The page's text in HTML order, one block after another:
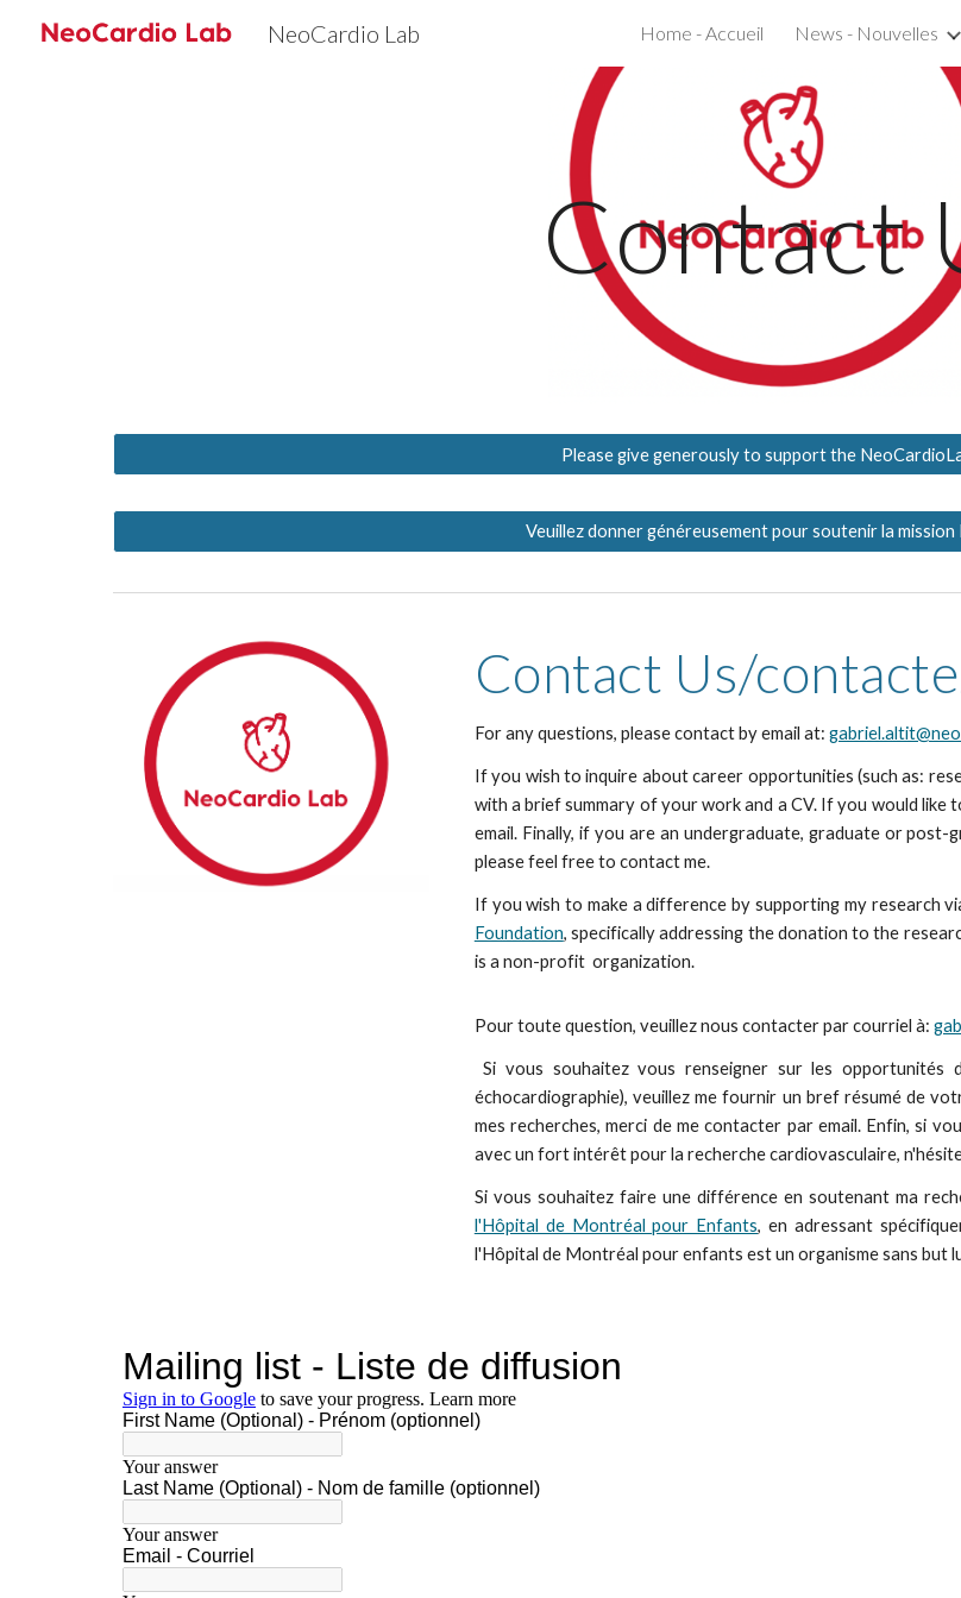
Skip to main content
NeoCardio Lab Home - Accueil News - Nouvelles
Contact
Please give generously to support the
Veuillez donner généreusement pour soutenir la
Contact Us/
For any questions, please contact by email at:
If you wish to inquire about career opportunities (such as:
with a brief summary of your work and a CV. If you would
email. Finally, if you are an undergraduate, graduate or
please feel free to contact me.
If you wish to make a difference by supporting my research
Foundation, specifically addressing the donation to the
is a non-profit organization.
Pour toute question, veuillez nous contacter par courriel à:
Si vous souhaitez vous renseigner sur les opportunités
échocardiographie), veuillez me fournir un bref résumé de
mes recherches, merci de me contacter par email. Enfin, si
avec un fort intérêt pour la recherche cardiovasculaire,
Si vous souhaitez faire une différence en soutenant ma
l'Hôpital de Montréal pour Enfants, en adressant
l'Hôpital de Montréal pour enfants est un organisme sans but